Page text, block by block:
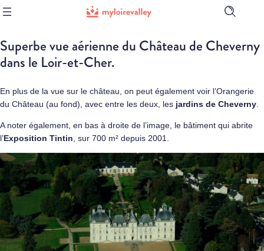
Ouvrir
de
Superbe vue aérienne du Château de Cheverny
dans le Loir-et-Cher.
En plus de la vue sur le château, on peut également voir l’Orangerie
du Château (au fond), avec entre les deux, les jardins de Cheverny
A noter également, en bas à droite de l’image, le bâtiment qui abrite
l’Exposition Tintin , sur 700 m² depuis 2001.